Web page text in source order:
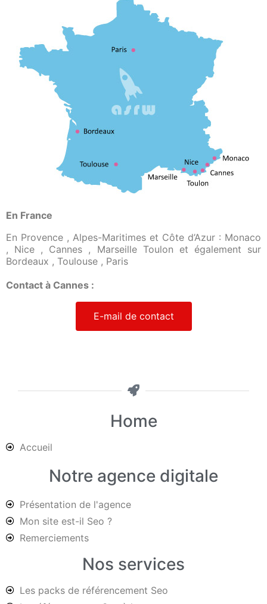
En France
En Provence , Alpes-Maritimes et Côte d’Azur : Monaco
, Nice , Cannes , Marseille Toulon et également sur
Bordeaux , Toulouse , Paris
Contact à Cannes :
E-mail de contact
Home
Accueil
Notre agence digitale
Présentation de l'agence
Mon site est-il Seo ?
Remerciements
Nos services
Les packs de référencement Seo